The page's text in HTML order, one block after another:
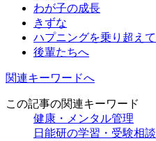
わが子の成長
きずな
ハプニングを乗り超えて
後輩たちへ
関連キーワードへ
この記事の関連キーワード
健康・メンタル管理
日能研の学習・受験相談